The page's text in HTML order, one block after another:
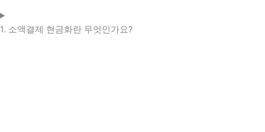
1. 소액결제 현금화란 무엇인가요?